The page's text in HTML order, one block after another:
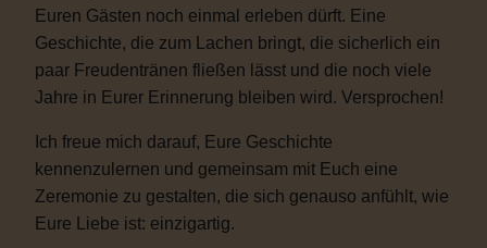
Euren Gästen noch einmal erleben dürft. Eine
Geschichte, die zum Lachen bringt, die sicherlich ein
paar Freudentränen fließen lässt und die noch viele
Jahre in Eurer Erinnerung bleiben wird. Versprochen!
Ich freue mich darauf, Eure Geschichte
kennenzulernen und gemeinsam mit Euch eine
Zeremonie zu gestalten, die sich genauso anfühlt, wie
Eure Liebe ist: einzigartig.